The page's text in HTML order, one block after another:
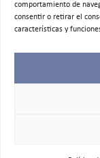
comportamiento de
consentir o retirar el
características y
©2025 Colegio
Todos los derechos